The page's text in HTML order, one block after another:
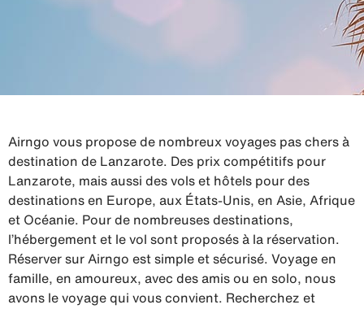
Airngo vous propose de nombreux voyages pas chers à
destination de Lanzarote. Des prix compétitifs pour
Lanzarote, mais aussi des vols et hôtels pour des
destinations en Europe, aux États-Unis, en Asie, Afrique
et Océanie. Pour de nombreuses destinations,
l’hébergement et le vol sont proposés à la réservation.
Réserver sur Airngo est simple et sécurisé. Voyage en
famille, en amoureux, avec des amis ou en solo, nous
avons le voyage qui vous convient. Recherchez et